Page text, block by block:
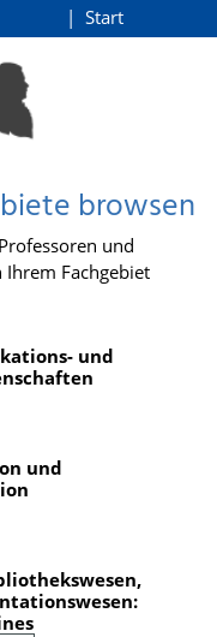
Start
browsen
und
Fachgebiet
und
und